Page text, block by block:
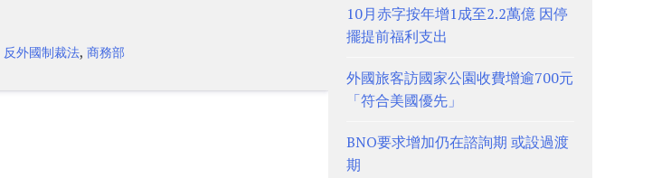
反外國制裁法,商務部
10月赤字按年增1成至2.2萬億 因停
擺提前福利支出
外國旅客訪國家公園收費增逾700元
「符合美國優先」
BNO要求增加仍在諮詢期 或設過渡
期